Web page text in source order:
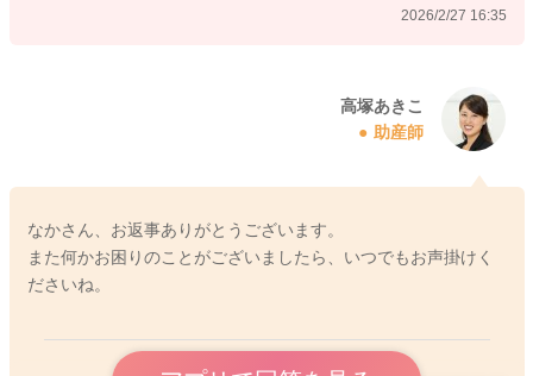
が大きいですが、吐くことが多くても、1日6回以上おしっこが
乳量の不足はないと言われていますよ。ですので、これらを満
たしていて、かつ、お子さんのご様子が変わりなければ、様子
えて、哺乳意欲が低下したり、元気がない、発熱がある、下痢
②授乳途中寝てしまうことがあり、15分以上咥えたまま吸った
りしてるのですがどのくらいの時間で授乳を中断したら良いの
→特に決まりはないですので、お子さんが寝付いた時点で離し
2026/2/27 16:35
高塚あきこ
助産師
なかさん、お返事ありがとうございます。
また何かお困りのことがございましたら、いつでもお声掛けく
ださいね。